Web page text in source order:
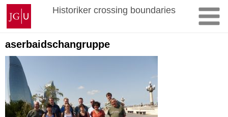
Zum
Inhalt
springen
Johannes
Gutenberg-
Universität
Mainz
Historiker crossing boundaries
aserbaidschangruppe